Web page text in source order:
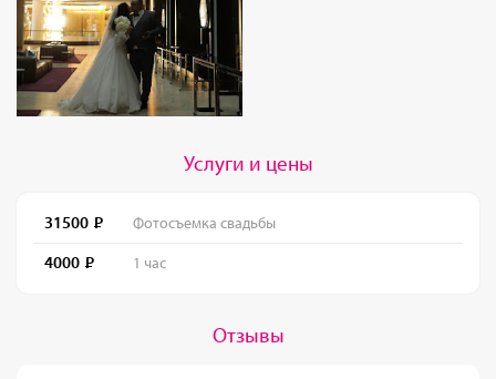
Услуги и цены
31500 Фотосъемка свадьбы
4000 1 час
Отзывы